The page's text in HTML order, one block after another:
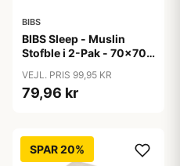
BIBS
BIBS Sleep - Muslin
Stofble i 2-Pak - 70x70
VEJL. PRIS 99,95 KR
79,96 kr
SPAR 20%